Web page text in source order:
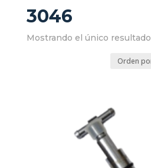
3046
Mostrando el único resultado